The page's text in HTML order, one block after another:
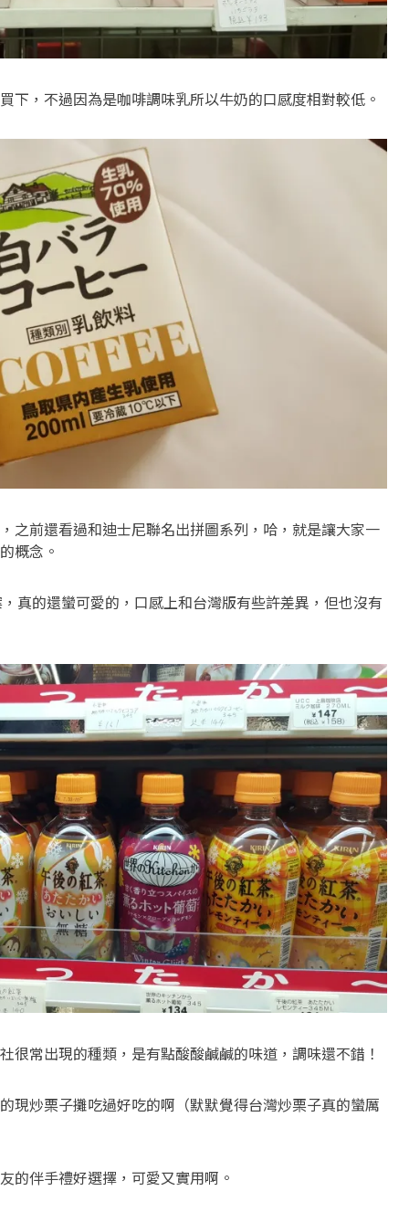
下，不過因為是咖啡調味乳所以牛奶的口感度相對較低。
之前還看過和迪士尼聯名出拼圖系列，哈，就是讓大家一
概念。
真的還蠻可愛的，口感上和台灣版有些許差異，但也沒有
很常出現的種類，是有點酸酸鹹鹹的味道，調味還不錯！
現炒栗子攤吃過好吃的啊（默默覺得台灣炒栗子真的蠻厲
的伴手禮好選擇，可愛又實用啊。